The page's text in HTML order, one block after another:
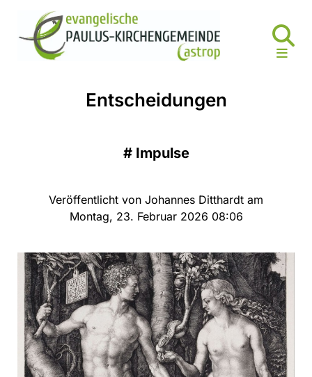
Entscheidungen
# Impulse
Veröffentlicht von Johannes Ditthardt am
Montag, 23. Februar 2026 08:06